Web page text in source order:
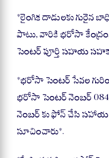
*లైంగిక దాడులకు గురైన
పాటు, వారికి భరోసా
సెంటర్ పూర్తి సహయ
*భరోసా సెంటర్ సేవల
భరోసా సెంటర్ నెంబర్
నెంబర్ కు ఫోన్ చేసి
సూచించారు*.